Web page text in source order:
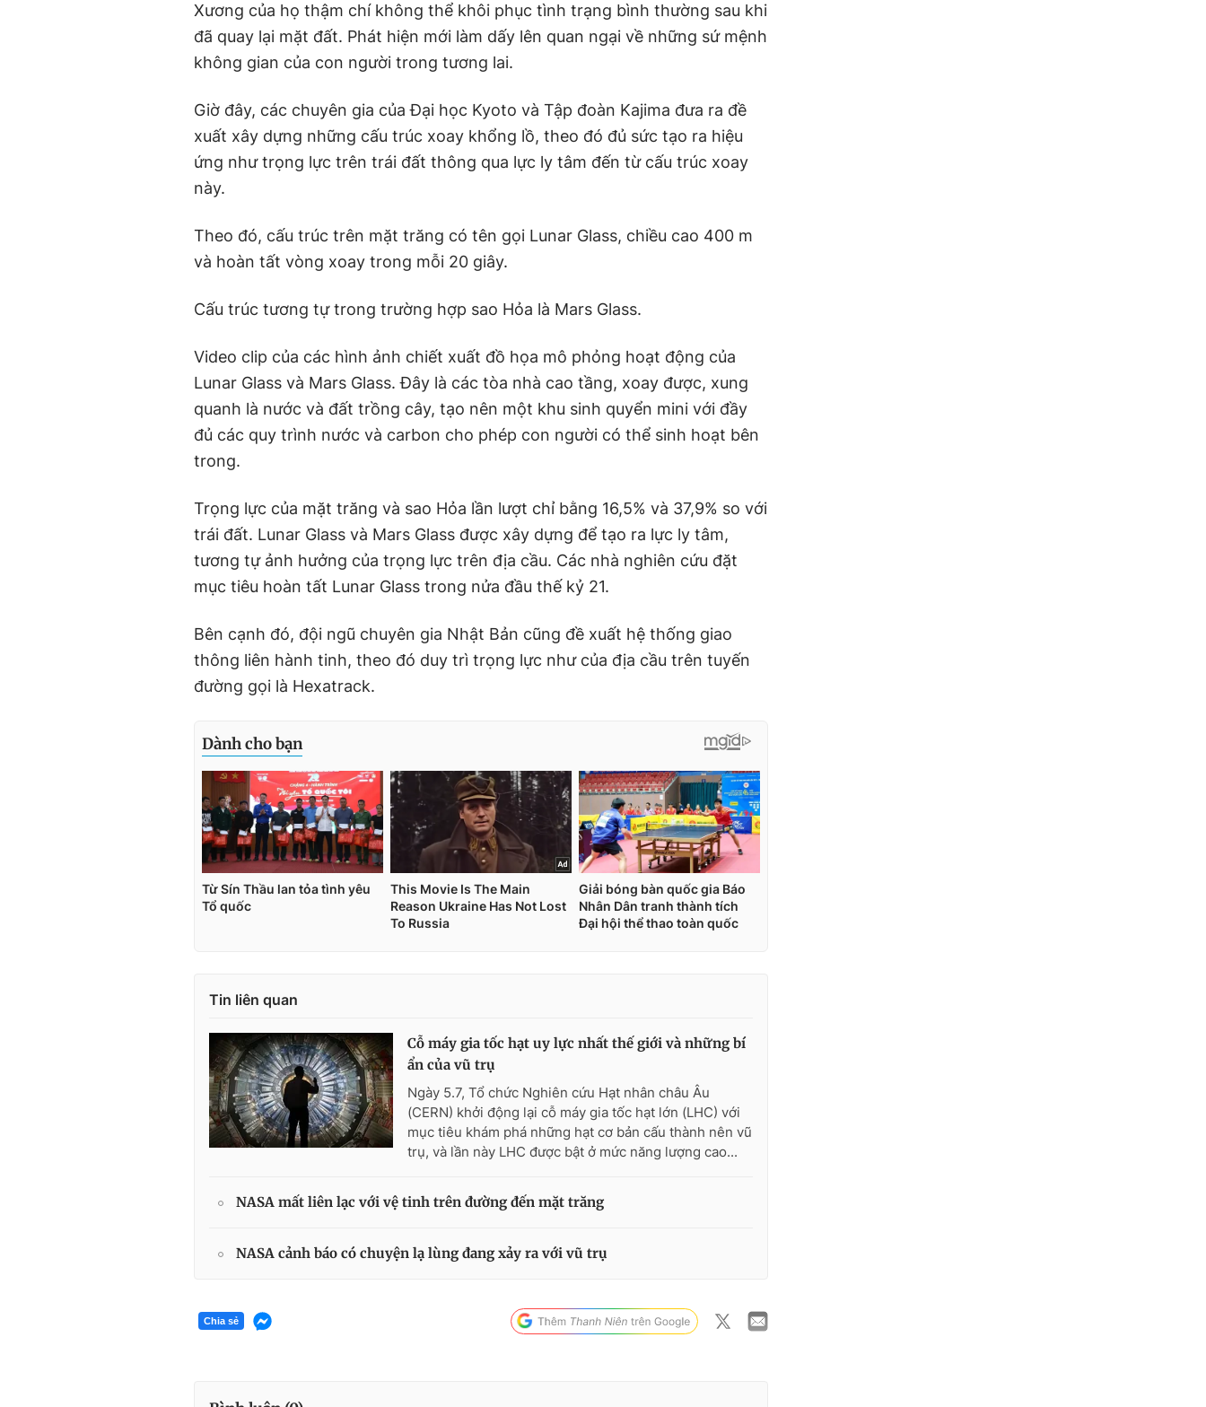
Xương của họ thậm chí không thể khôi phục tình trạng bình thường sau khi
đã quay lại mặt đất. Phát hiện mới làm dấy lên quan ngại về những sứ mệnh
không gian của con người trong tương lai.
Giờ đây, các chuyên gia của Đại học Kyoto và Tập đoàn Kajima đưa ra đề
xuất xây dựng những cấu trúc xoay khổng lồ, theo đó đủ sức tạo ra hiệu
ứng như trọng lực trên trái đất thông qua lực ly tâm đến từ cấu trúc xoay
này.
Theo đó, cấu trúc trên mặt trăng có tên gọi Lunar Glass, chiều cao 400 m
và hoàn tất vòng xoay trong mỗi 20 giây.
Cấu trúc tương tự trong trường hợp sao Hỏa là Mars Glass.
Video clip của các hình ảnh chiết xuất đồ họa mô phỏng hoạt động của
Lunar Glass và Mars Glass. Đây là các tòa nhà cao tầng, xoay được, xung
quanh là nước và đất trồng cây, tạo nên một khu sinh quyển mini với đầy
đủ các quy trình nước và carbon cho phép con người có thể sinh hoạt bên
trong.
Trọng lực của mặt trăng và sao Hỏa lần lượt chỉ bằng 16,5% và 37,9% so với
trái đất. Lunar Glass và Mars Glass được xây dựng để tạo ra lực ly tâm,
tương tự ảnh hưởng của trọng lực trên địa cầu. Các nhà nghiên cứu đặt
mục tiêu hoàn tất Lunar Glass trong nửa đầu thế kỷ 21.
Bên cạnh đó, đội ngũ chuyên gia Nhật Bản cũng đề xuất hệ thống giao
thông liên hành tinh, theo đó duy trì trọng lực như của địa cầu trên tuyến
đường gọi là Hexatrack.
Tin liên quan
Cỗ máy gia tốc hạt uy lực nhất thế giới và những bí
ẩn của vũ trụ
Ngày 5.7, Tổ chức Nghiên cứu Hạt nhân châu Âu
(CERN) khởi động lại cỗ máy gia tốc hạt lớn (LHC) với
mục tiêu khám phá những hạt cơ bản cấu thành nên vũ
trụ, và lần này LHC được bật ở mức năng lượng cao...
NASA mất liên lạc với vệ tinh trên đường đến mặt trăng
NASA cảnh báo có chuyện lạ lùng đang xảy ra với vũ trụ
Chia sẻ